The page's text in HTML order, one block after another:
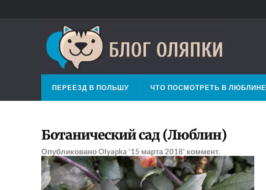
ПЕРЕЕЗД В ПОЛЬШУ ЧТО ПОСМОТРЕТЬ В ЛЮБЛИНЕ
Ботанический сад (Люблин)
ОпубликованоOlyapka '15 марта 2018' коммент.